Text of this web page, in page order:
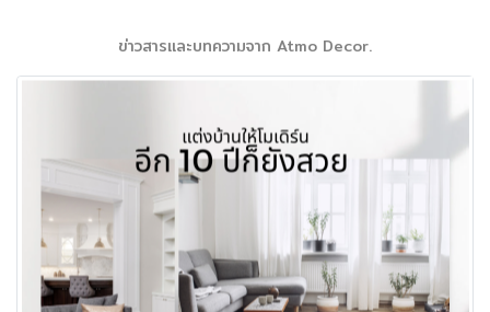
ข่าวสารและบทความจาก Atmo Decor.